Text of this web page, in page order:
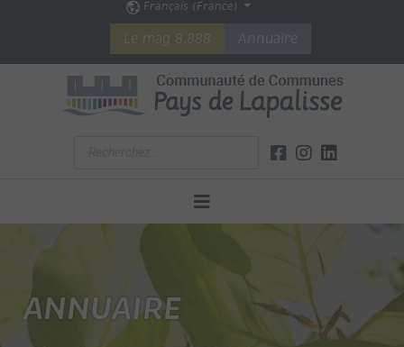
Français (France)
Le mag 8.888 Annuaire
ANNUAIRE